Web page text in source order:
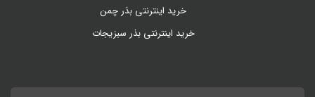
خرید اینترنتی بذر چمن
خرید اینترنتی بذر سبزیجات